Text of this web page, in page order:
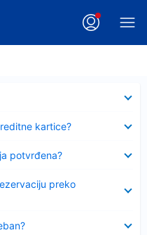
kartice?
potvrđena?
preko